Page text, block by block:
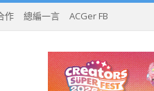
作 總編一言 ACGer FB